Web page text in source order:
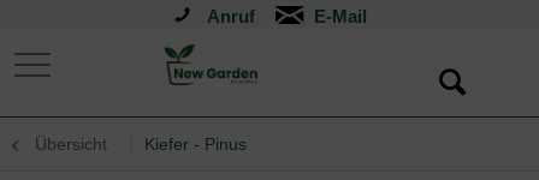
Anruf
Übersicht Kiefer - Pinus